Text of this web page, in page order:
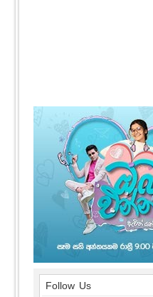
Follow Us